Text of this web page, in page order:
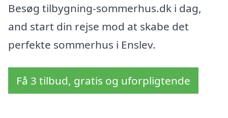
Besøg tilbygning-sommerhus.dk i dag,
and start din rejse mod at skabe det
perfekte sommerhus i Enslev.
Få 3 tilbud, gratis og uforpligtende